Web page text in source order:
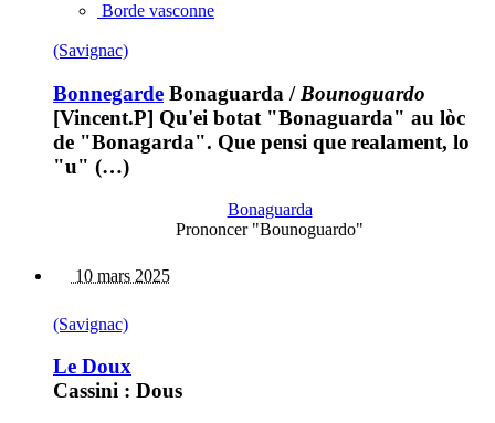
Borde vasconne
(Savignac)
Bonnegarde Bonaguarda / Bounoguardo
[Vincent.P] Qu'ei botat "Bonaguarda" au lòc
de "Bonagarda". Que pensi que realament, lo
"u" (…)
Bonaguarda
Prononcer "Bounoguardo"
10 mars 2025
(Savignac)
Le Doux
Cassini : Dous